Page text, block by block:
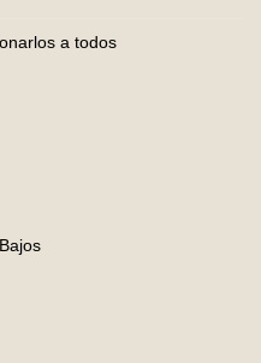
a todos